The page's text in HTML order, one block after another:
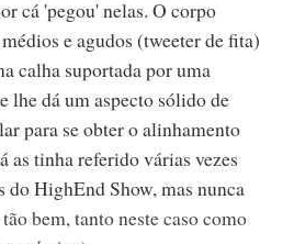
cá 'pegou' nelas. O corpo
e agudos (tweeter de fita)
calha suportada por uma
lhe dá um aspecto sólido de
para se obter o alinhamento
as tinha referido várias vezes
do HighEnd Show, mas nunca
bem, tanto neste caso como